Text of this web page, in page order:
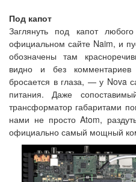
Под капот
Заглянуть под капот
официальном сайте Naim, и
обозначены там
видно и без комментариев
бросается в глаза, — у Nova
питания. Даже
трансформатор габаритами
нами не просто Atom,
официально самый мощный